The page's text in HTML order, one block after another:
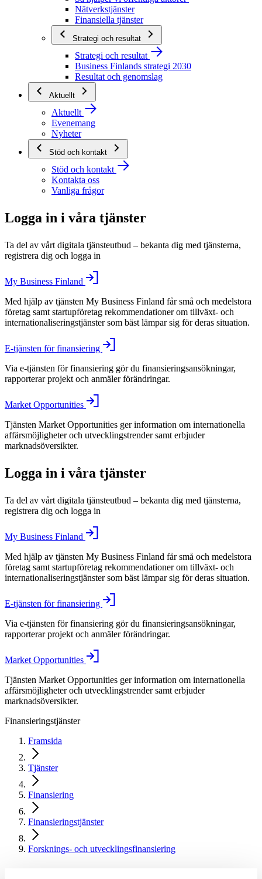
Nätverkstjänster
Finansiella tjänster
Strategi och resultat
Strategi och resultat
Business Finlands strategi 2030
Resultat och genomslag
Aktuellt
Aktuellt
Evenemang
Nyheter
Stöd och kontakt
Stöd och kontakt
Kontakta oss
Vanliga frågor
Logga in i våra tjänster
Ta del av vårt digitala tjänsteutbud – bekanta dig med tjänsterna,
registrera dig och logga in
My Business Finland
Med hjälp av tjänsten My Business Finland får små och medelstora
företag samt startupföretag rekommendationer om tillväxt- och
internationaliseringstjänster som bäst lämpar sig för deras situation.
E-tjänsten för finansiering
Via e-tjänsten för finansiering gör du finansieringsansökningar,
rapporterar projekt och anmäler förändringar.
Market Opportunities
Tjänsten Market Opportunities ger information om internationella
affärsmöjligheter och utvecklingstrender samt erbjuder
marknadsöversikter.
Logga in i våra tjänster
Ta del av vårt digitala tjänsteutbud – bekanta dig med tjänsterna,
registrera dig och logga in
My Business Finland
Med hjälp av tjänsten My Business Finland får små och medelstora
företag samt startupföretag rekommendationer om tillväxt- och
internationaliseringstjänster som bäst lämpar sig för deras situation.
E-tjänsten för finansiering
Via e-tjänsten för finansiering gör du finansieringsansökningar,
rapporterar projekt och anmäler förändringar.
Market Opportunities
Tjänsten Market Opportunities ger information om internationella
affärsmöjligheter och utvecklingstrender samt erbjuder
marknadsöversikter.
Finansieringstjänster
Framsida
Tjänster
Finansiering
Finansieringstjänster
Forsknings- och utvecklingsfinansiering